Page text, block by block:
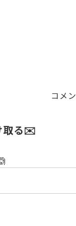
コメ
取る✉️